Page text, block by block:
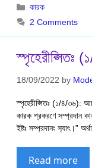
Categories
কারক
2 Comments
স্পৃহেরীপ্সিতঃ
18/09/2022 by
স্পৃহেরীপ্সিতঃ (১/৪/৩৬):
কারক প্রকরণে সম্প্রদান
ইষ্টঃ সম্প্রদানং স‍্যাৎ।”
Read more